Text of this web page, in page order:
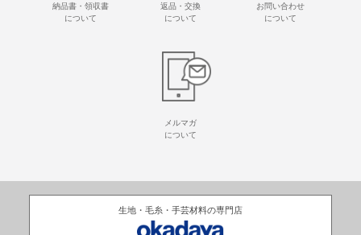
納品書・領収書
について
返品・交換
について
お問い合わせ
について
メルマガ
について
生地・毛糸・手芸材料の専門店